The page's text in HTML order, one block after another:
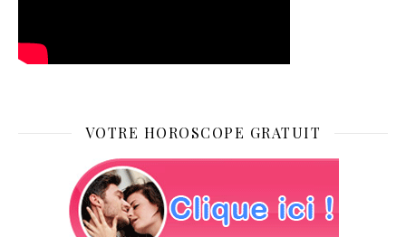
VOTRE HOROSCOPE GRATUIT